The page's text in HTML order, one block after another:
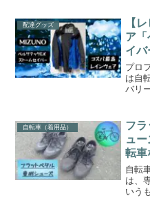
配達
チは
配達グッズ
【
ア「
イバ
ウ
プロ
は自
バリ
いた
た。
自転車（着用品）
フ
ュ
転
自転
は、
いう